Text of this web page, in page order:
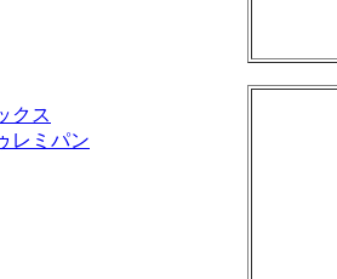
クス
レミパン